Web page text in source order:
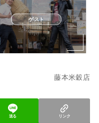
ゲスト
藤本米穀店
送る リンク